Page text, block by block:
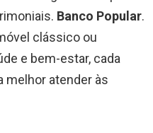
Banco Popular.
clássico ou
e bem-estar, cada
melhor atender às